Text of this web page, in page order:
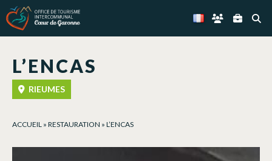
L’ENCAS
RIEUMES
ACCUEIL » RESTAURATION » L’ENCAS
Panneau de gestion des cookies